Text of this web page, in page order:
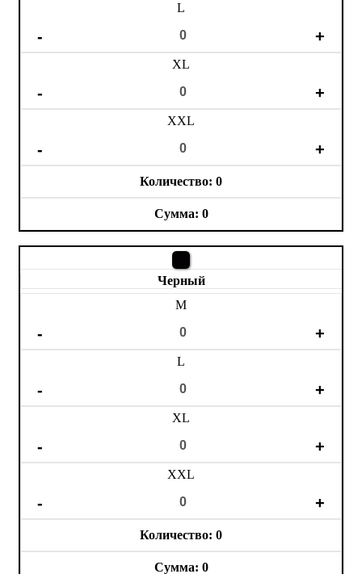
XXL
XL
L
0
0
Черный
XXL
XL
M
L
0
0